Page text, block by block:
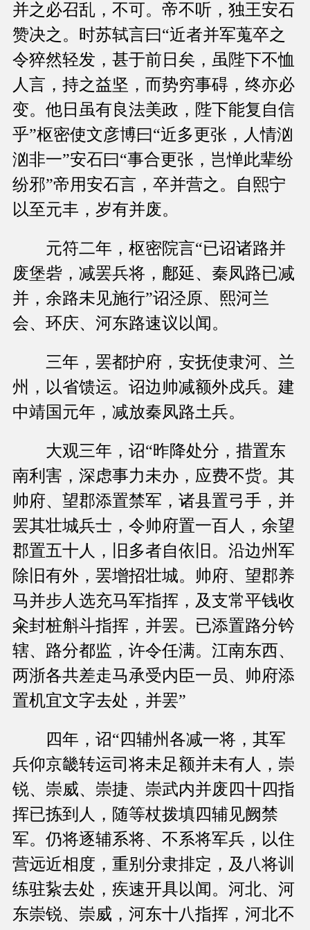
并之必召乱，不可。帝不听，独王安石
赞决之。时苏轼言曰“近者并军蒐卒之
令猝然轻发，甚于前日矣，虽陛下不恤
人言，持之益坚，而势穷事碍，终亦必
变。他日虽有良法美政，陛下能复自信
乎”枢密使文彦博曰“近多更张，人情汹
汹非一”安石曰“事合更张，岂惮此辈纷
纷邪”帝用安石言，卒并营之。自熙宁
以至元丰，岁有并废。
元符二年，枢密院言“已诏诸路并
废堡砦，减罢兵将，鄜延、秦凤路已减
并，余路未见施行”诏泾原、熙河兰
会、环庆、河东路速议以闻。
三年，罢都护府，安抚使隶河、兰
州，以省馈运。诏边帅减额外戍兵。建
中靖国元年，减放秦凤路土兵。
大观三年，诏“昨降处分，措置东
南利害，深虑事力未办，应费不赀。其
帅府、望郡添置禁军，诸县置弓手，并
罢其壮城兵士，令帅府置一百人，余望
郡置五十人，旧多者自依旧。沿边州军
除旧有外，罢增招壮城。帅府、望郡养
马并步人选充马军指挥，及支常平钱收
籴封桩斛斗指挥，并罢。已添置路分钤
辖、路分都监，许令任满。江南东西、
两浙各共差走马承受内臣一员、帅府添
置机宜文字去处，并罢”
四年，诏“四辅州各减一将，其军
兵仰京畿转运司将未足额并未有人，崇
锐、崇威、崇捷、崇武内并废四十四指
挥已拣到人，随等杖拨填四辅见阙禁
军。仍将逐辅系将、不系将军兵，以住
营远近相度，重别分隶排定，及八将训
练驻紥去处，疾速开具以闻。河北、河
东崇锐、崇威，河东十八指挥，河北不